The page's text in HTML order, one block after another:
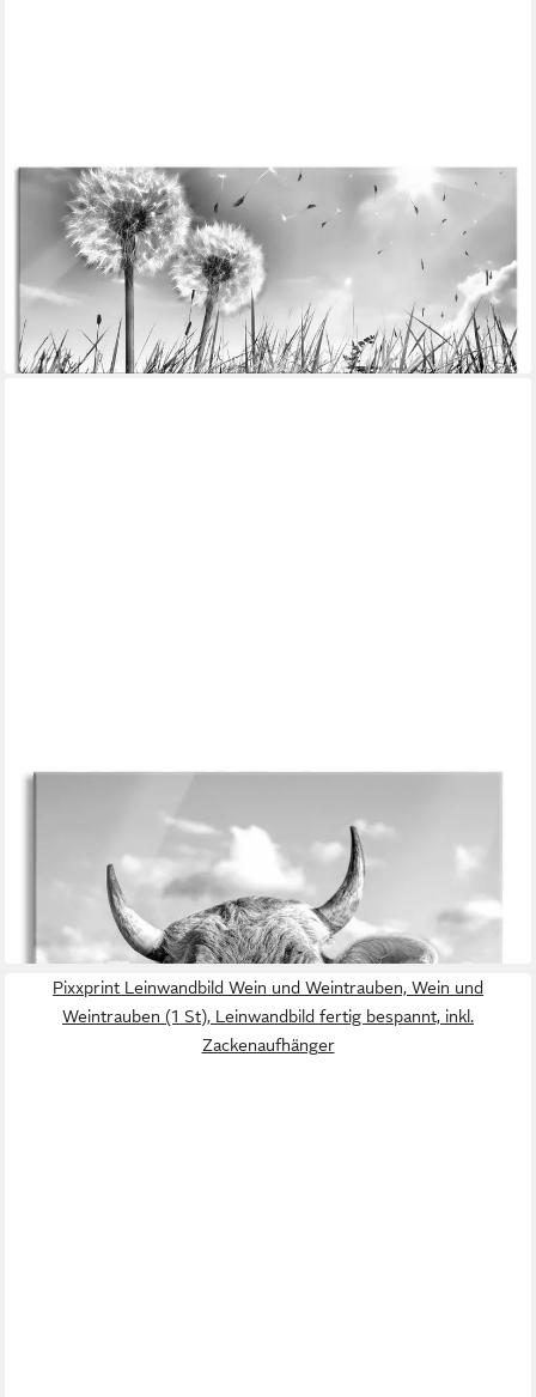
PIXXPRINT
Glasbild Pusteblumen auf Frühlingswiese, Pusteblumen auf
Frühlingswiese (1 St), Glasbild aus Echtglas, inkl. Aufhängungen
und Abstandshalter
ab 67,95 €
UVP 77,95 €
-13%
lieferbar - in 3-4 Werktagen bei dir
PIXXPRINT
Neugierige Kuh auf Weide im Allgäu, Monochrome (1 St), Glasbild
aus Echtglas, inkl. Aufhängungen und Abstandshalter
UVP 47,95 €
lieferbar - in 3-4 Werktagen bei dir
Pixxprint Leinwandbild Wein und Weintrauben, Wein und
Weintrauben (1 St), Leinwandbild fertig bespannt, inkl.
Zackenaufhänger